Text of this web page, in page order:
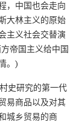
，中国也会走向
大林主义的原始
主义社会交替演
帝国主义给中国
。)
史研究的第一代
易商品以及对其
城乡贸易的商